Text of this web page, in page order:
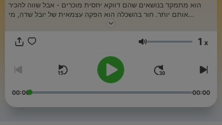
הוא מתמקד בנושאים שהם דווקא יחסית מוכרים - אבל שווה להכיר
אותם יותר. חור בהשכלה הוא הפקה עצמאית של יובל שדה, מי
שמעוניין לתמוך בפודקאסט מוזמן לעשות את זה דרך הלינק הבא:
הפייסבוק שלנו -מוזמנים להיכנס ולהשאיר חותם!Volume 1 x
00:00 00:00